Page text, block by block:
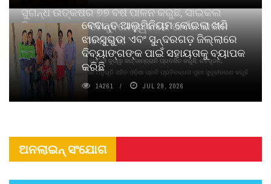
ସୁଗନ୍ଧ ଉତ୍କର୍ଷର ୭୭ ବର୍ଷ ପାଳନ କରୁଛି, ସାଇକଲ
ପିୟୋର୍‌ ଅଗରବତୀ ଭୁବନେଶ୍ୱରରେ ପାର୍ବଣ କାଳୀନ
ନବସୃଜନ ଉନ୍ମୋଚନ କଲା
ବାଉଁଶ ବିହୀନ କଠିନ ଧୂପ ଏବଂ ମେଦିନୀ ଜୁଡୱା କପ୍‌ ସାମ୍ବ୍ରାନି ପ୍ରଦର୍ଶିତ କରୁଛି; ନବସୃଜନ,
ଦୀର୍ଘସ୍ଥାୟିତା ଏବଂ ଆଧ୍ୟାତ୍ମିକ ଅନୁଭୂତି ସହିତ ଓଡ଼ିଶା ପ୍ରତି ପ୍ରତିବଦ୍ଧତା ପୁନଃ ସୁଦୃଢୀକରଣ କରୁଛି
ବେଦାନ୍ତ ଆଲୁମିନିୟମ କୋଇଲା ଖଣି
ଝାରସୁଗୁଡା ଏବଂ ସୁନ୍ଦରଗଡ଼ ଜିଲ୍ଲାରେ
ଦିବ୍ୟାଙ୍ଗଙ୍କ ପାଇଁ ସହାୟତାକୁ ବ୍ୟାପକ
କରିଛି
14261 JUL 29, 2026
ଅନଲାଇନ୍ ସଂଯୋଗ